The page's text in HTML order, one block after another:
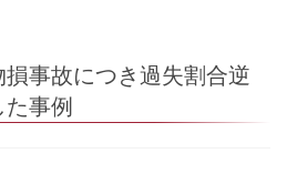
事故につき過失割合逆
事例